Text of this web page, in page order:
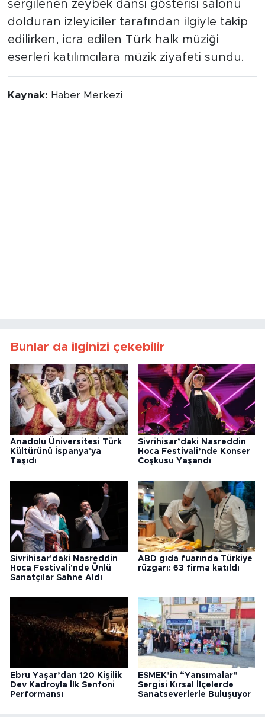
sergilenen zeybek dansı gösterisi salonu
dolduran izleyiciler tarafından ilgiyle takip
edilirken, icra edilen Türk halk müziği
eserleri katılımcılara müzik ziyafeti sundu.
Kaynak: Haber Merkezi
Bunlar da ilginizi çekebilir
Anadolu Üniversitesi Türk
Kültürünü İspanya'ya
Taşıdı
Sivrihisar’daki Nasreddin
Hoca Festivali’nde Konser
Coşkusu Yaşandı
Sivrihisar'daki Nasreddin
Hoca Festivali'nde Ünlü
Sanatçılar Sahne Aldı
ABD gıda fuarında Türkiye
rüzgarı: 63 firma katıldı
Ebru Yaşar’dan 120 Kişilik
Dev Kadroyla İlk Senfoni
Performansı
ESMEK’in “Yansımalar”
Sergisi Kırsal İlçelerde
Sanatseverlerle Buluşuyor